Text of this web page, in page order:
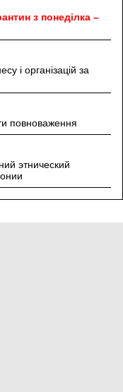
з понеділка –
і організацій за
повноваження
этнический